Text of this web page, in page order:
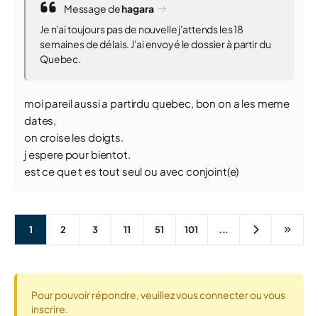
Message dehagara
Je n'ai toujours pas de nouvelle j'attends les 18
semaines de délais. J'ai envoyé le dossier à partir du
Quebec.
moi pareil aussi a partirdu quebec, bon on a les meme
dates,
on croise les doigts.
j espere pour bientot.
est ce que t es tout seul ou avec conjoint(e)
1 2 3 11 51 101 ...
Pour pouvoir répondre, veuillez vous connecter ou vous
inscrire.